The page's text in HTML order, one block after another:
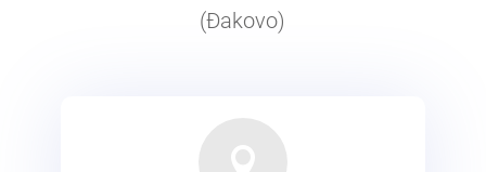
(Đakovo)